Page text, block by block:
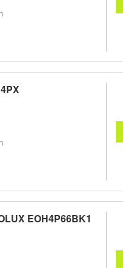
EOH4P66BK1